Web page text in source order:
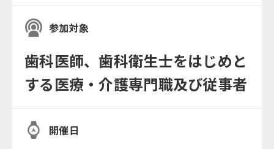
参加対象
歯科医師、歯科衛生士をはじめと
する医療・介護専門職及び従事者
開催日